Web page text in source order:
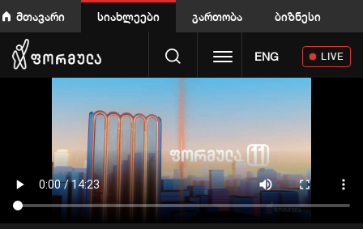
მთავარი სიახლეები გართობა ბიზნესი
Toggle navigation
ENG LIVE